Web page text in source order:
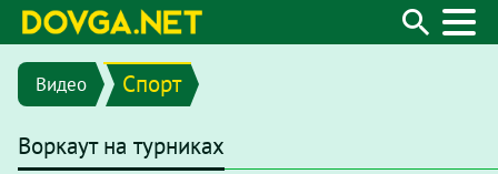
Видео Спорт
Воркаут на турниках